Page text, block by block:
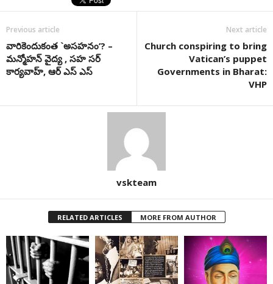
Previous article
వారికెందుకంత `అసహనం’? –
మన్మోహన్ వైద్య , సహ సర్
కార్యవాహ్, ఆర్ ఎస్ ఎస్
Next article
Church conspiring to bring
Vatican’s puppet
Governments in Bharat:
VHP
vskteam
RELATED ARTICLES MORE FROM AUTHOR